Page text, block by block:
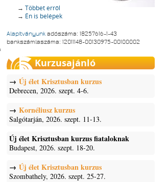
→ Többet erről
→ Én is belépek
Alapítványunk adószáma: 18257616-1-43
bankszámlaszáma: 12011148-00130975-00100002
Kurzusajánló
Új élet Krisztusban kurzus
Debrecen, 2026. szept. 4-6.
Kornéliusz kurzus
Salgótarján, 2026. szept. 11-13.
Új élet Krisztusban kurzus fiataloknak
Budapest, 2026. szept. 18-20.
Új élet Krisztusban kurzus
Szombathely, 2026. szept. 25-27.